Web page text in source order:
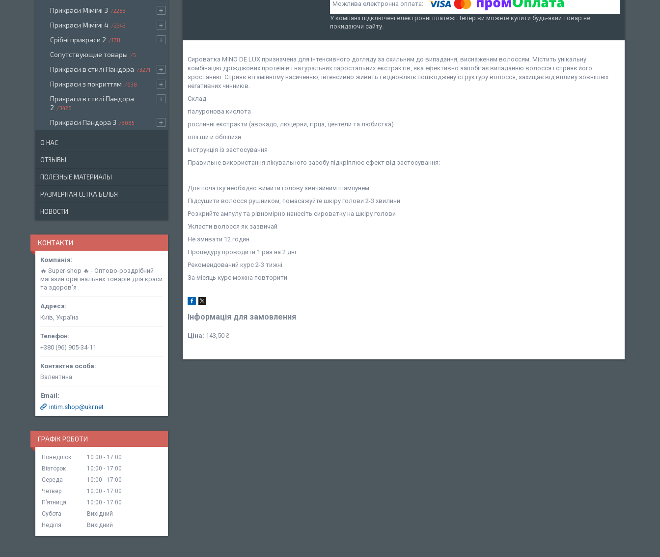
У компанії підключені електронні платежі. Тепер ви можете купити будь-який товар не
покидаючи сайту.
Сироватка MINO DE LUX призначена для інтенсивного догляду за схильним до випадання, виснаженим волоссям. Містить унікальну
комбінацію дріжджових протеїнів і натуральних паростальних екстрактів, яка ефективно запобігає випаданню волосся і сприяє його
зростанню. Сприяє вітамінному насиченню, інтенсивно живить і відновлює пошкоджену структуру волосся, захищає від впливу зовнішніх
негативних чинників.
Склад
гіалуронова кислота
рослинні екстракти (авокадо, люцерни, гірца, центели та любистка)
олії ши й обліпихи
Інструкція із застосування
Правильне використання лікувального засобу підкріплює ефект від застосування:
Для початку необхідно вимити голову звичайним шампунем.
Підсушити волосся рушником, помасажуйте шкіру голови 2-3 хвилини
Розкрийте ампулу та рівномірно нанесіть сироватку на шкіру голови
Укласти волосся як зазвичай
Не змивати 12 годин
Процедуру проводити 1 раз на 2 дні
Рекомендований курс 2-3 тижні
За місяць курс можна повторити
Інформація для замовлення
Ціна: 143,50 ₴
Прикраси Мімімі 3 2283
Прикраси Мімімі 4 2343
Срібні прикраси 2 1711
Сопутствующие товары 5
Прикраси в стилі Пандора 3271
Прикраси з покриттям 638
Прикраси в стилі Пандора
2
3428
Прикраси Пандора 3 3085
О НАС
ОТЗЫВЫ
ПОЛЕЗНЫЕ МАТЕРИАЛЫ
РАЗМЕРНАЯ СЕТКА БЕЛЬЯ
НОВОСТИ
КОНТАКТИ
🔥 Super-shop 🔥 - Оптово-роздрібний
магазин оригінальних товарів для краси
та здоров'я
Київ, Україна
+380 (96) 905-34-11
Валентина
intim.shop@ukr.net
ГРАФІК РОБОТИ
Понеділок 10:00
17:00
Вівторок
10:00
17:00
Середа
10:00
17:00
Четвер
10:00
17:00
Пʼятниця
10:00
17:00
Субота
Вихідний
Неділя
Вихідний